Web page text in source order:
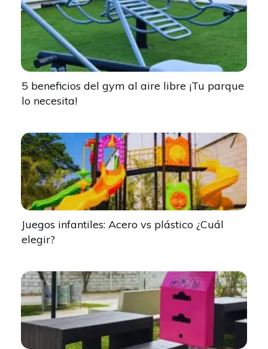
5 beneficios del gym al aire libre ¡Tu parque
lo necesita!
Juegos infantiles: Acero vs plástico ¿Cuál
elegir?